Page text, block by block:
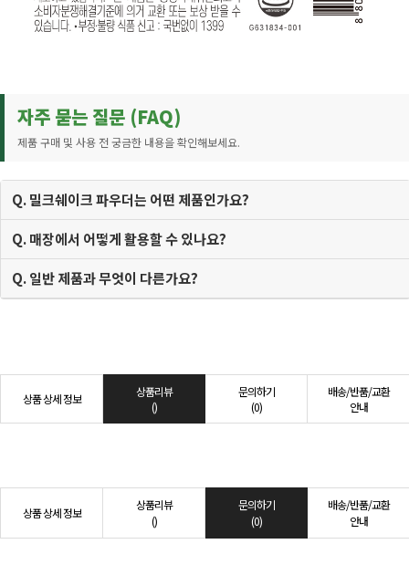
자주 묻는 질문 (FAQ)
제품 구매 및 사용 전 궁금한 내용을 확인해보세요.
Q. 밀크쉐이크 파우더는 어떤 제품인가요?
Q. 매장에서 어떻게 활용할 수 있나요?
Q. 일반 제품과 무엇이 다른가요?
상품 상세 정보
상품리뷰
()
문의하기
(0)
배송/반품/교환
안내
상품 상세 정보
상품리뷰
()
문의하기
(0)
배송/반품/교환
안내